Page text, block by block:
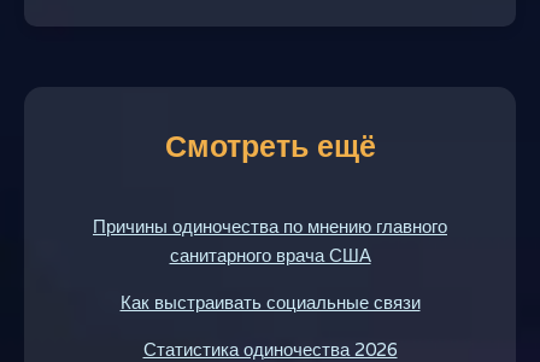
Смотреть ещё
Причины одиночества по мнению главного
санитарного врача США
Как выстраивать социальные связи
Статистика одиночества 2026